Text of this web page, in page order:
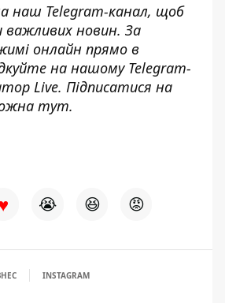
наш Telegram-канал, щоб
новин. За
онлайн прямо в
на нашому Telegram-
Live. Підписатися на
тут.
😭 😆 😡
INSTAGRAM